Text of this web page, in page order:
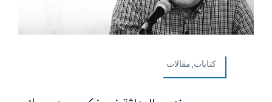
كتابات,مقالات